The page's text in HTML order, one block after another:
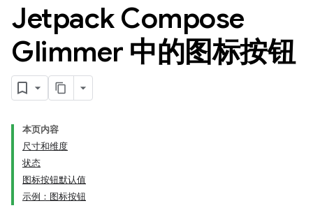
Jetpack Compose
Glimmer 中的图标按钮
本页内容
尺寸和维度
状态
图标按钮默认值
示例：图标按钮